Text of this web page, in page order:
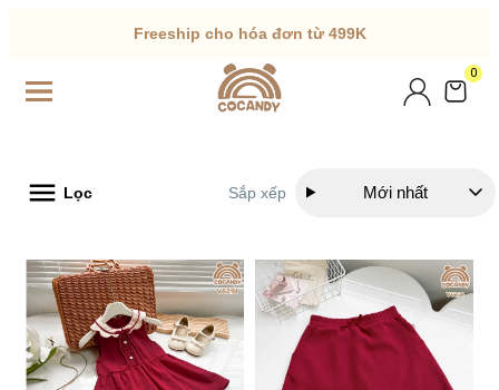
Freeship cho hóa đơn từ 499K
0
Lọc Mới nhất
Sắp xếp